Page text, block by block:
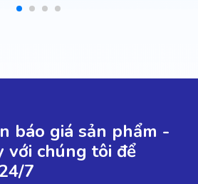
báo giá sản phẩm -
với chúng tôi để
7